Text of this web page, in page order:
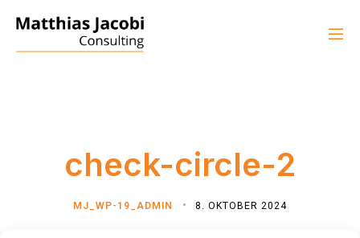
check-circle-2
MJ_WP-19_ADMIN 8. OKTOBER 2024